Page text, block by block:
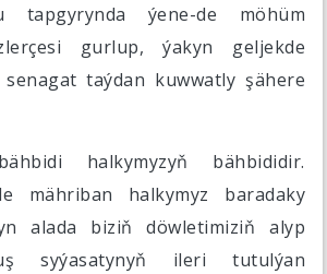
tapgyrynda ýene-de möhüm
gurlup, ýakyn geljekde
taýdan kuwwatly şähere
halkymyzyň bähbididir.
mähriban halkymyz baradaky
alada biziň döwletimiziň alyp
syýasatynyň ileri tutulýan